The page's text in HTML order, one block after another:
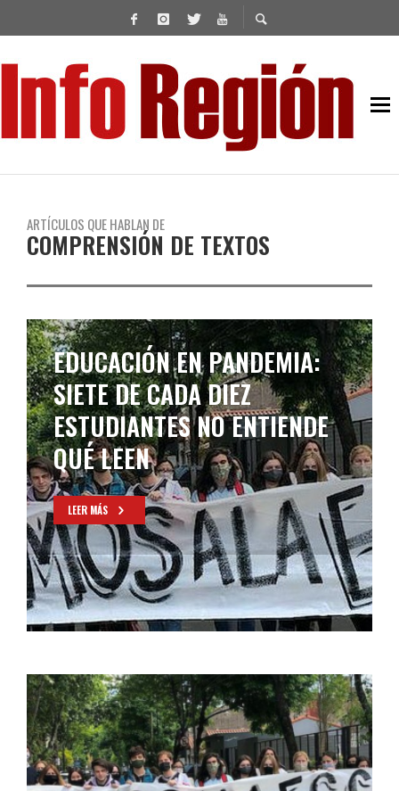
ARTÍCULOS QUE HABLAN DE
COMPRENSIÓN DE TEXTOS
EDUCACIÓN EN PANDEMIA:
SIETE DE CADA DIEZ
ESTUDIANTES NO ENTIENDE
QUÉ LEEN
LEER MÁS